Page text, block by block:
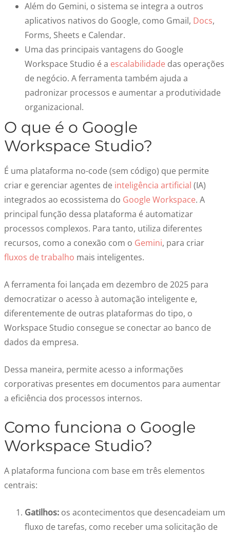
Além do Gemini, o sistema se integra a outros
aplicativos nativos do Google, como Gmail, Docs,
Forms, Sheets e Calendar.
Uma das principais vantagens do Google
Workspace Studio é a escalabilidade das operações
de negócio. A ferramenta também ajuda a
padronizar processos e aumentar a produtividade
organizacional.
O que é o Google
Workspace Studio?
É uma plataforma no-code (sem código) que permite
criar e gerenciar agentes de inteligência artificial (IA)
integrados ao ecossistema do Google Workspace. A
principal função dessa plataforma é automatizar
processos complexos. Para tanto, utiliza diferentes
recursos, como a conexão com o Gemini, para criar
fluxos de trabalho mais inteligentes.
A ferramenta foi lançada em dezembro de 2025 para
democratizar o acesso à automação inteligente e,
diferentemente de outras plataformas do tipo, o
Workspace Studio consegue se conectar ao banco de
dados da empresa.
Dessa maneira, permite acesso a informações
corporativas presentes em documentos para aumentar
a eficiência dos processos internos.
Como funciona o Google
Workspace Studio?
A plataforma funciona com base em três elementos
centrais:
Gatilhos: os acontecimentos que desencadeiam um
fluxo de tarefas, como receber uma solicitação de